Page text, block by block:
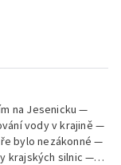
na Jesenicku —
vody v krajině —
bylo nezákonné —
krajských silnic —